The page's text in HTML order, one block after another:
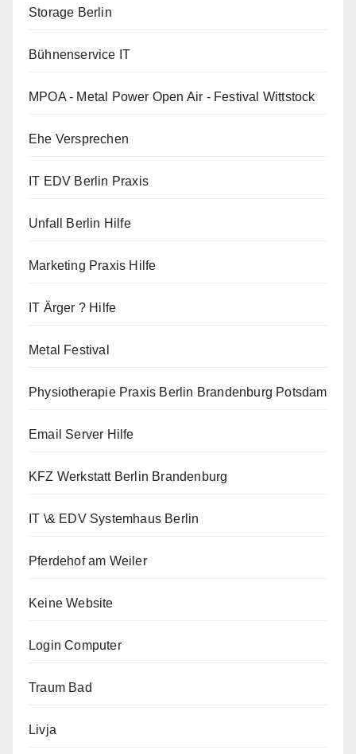
Storage Berlin
Bühnenservice IT
MPOA - Metal Power Open Air - Festival Wittstock
Ehe Versprechen
IT EDV Berlin Praxis
Unfall Berlin Hilfe
Marketing Praxis Hilfe
IT Ärger ? Hilfe
Metal Festival
Physiotherapie Praxis Berlin Brandenburg Potsdam
Email Server Hilfe
KFZ Werkstatt Berlin Brandenburg
IT \& EDV Systemhaus Berlin
Pferdehof am Weiler
Keine Website
Login Computer
Traum Bad
Livja